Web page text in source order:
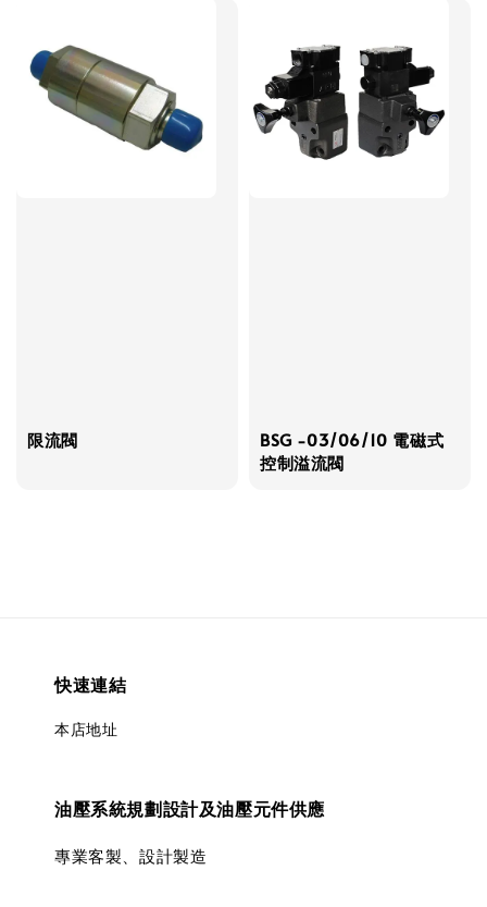
限流閥
BSG -03/06/10 電磁式
控制溢流閥
快速連結
本店地址
油壓系統規劃設計及油壓元件供應
專業客製、設計製造